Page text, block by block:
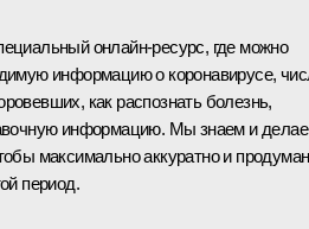
онлайн-ресурс, где можно
информацию о коронавирусе,
как распознать болезнь,
информацию. Мы знаем и
максимально аккуратно и
период.